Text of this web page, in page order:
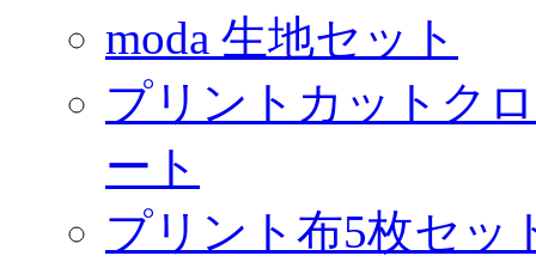
moda 生地セット
プリントカットク
ート
プリント布5枚セ